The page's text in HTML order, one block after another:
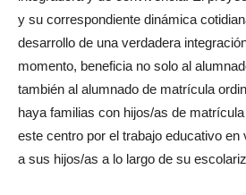
y su correspondiente dinámica
desarrollo de una verdadera
momento, beneficia no solo al
también al alumnado de matrícula
haya familias con hijos/as de
este centro por el trabajo educativo
a sus hijos/as a lo largo de su